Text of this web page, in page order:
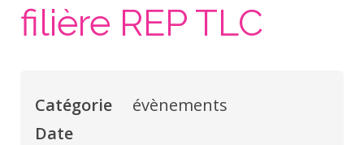
filière REP TLC
Catégorie
évènements
Date